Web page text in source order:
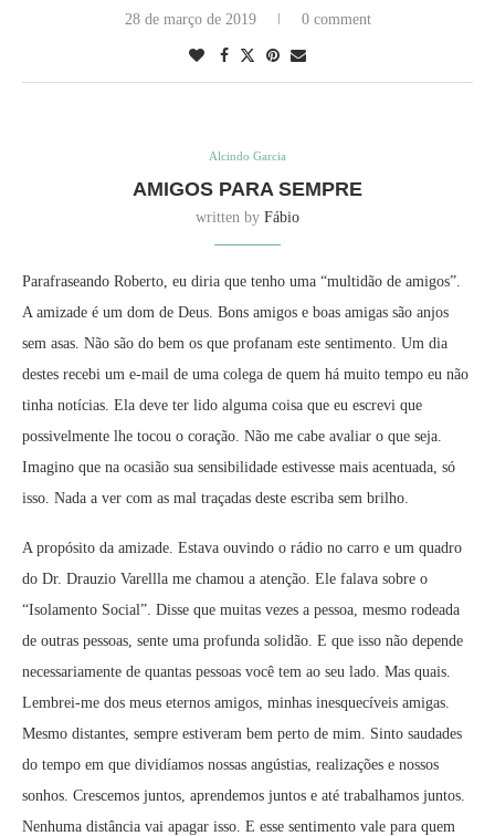
28 de março de 2019 0 comment
Alcindo Garcia
AMIGOS PARA SEMPRE
written by Fábio
Parafraseando Roberto, eu diria que tenho uma “multidão de amigos”.
A amizade é um dom de Deus. Bons amigos e boas amigas são anjos
sem asas. Não são do bem os que profanam este sentimento. Um dia
destes recebi um e-mail de uma colega de quem há muito tempo eu não
tinha notícias. Ela deve ter lido alguma coisa que eu escrevi que
possivelmente lhe tocou o coração. Não me cabe avaliar o que seja.
Imagino que na ocasião sua sensibilidade estivesse mais acentuada, só
isso. Nada a ver com as mal traçadas deste escriba sem brilho.
A propósito da amizade. Estava ouvindo o rádio no carro e um quadro
do Dr. Drauzio Varellla me chamou a atenção. Ele falava sobre o
“Isolamento Social”. Disse que muitas vezes a pessoa, mesmo rodeada
de outras pessoas, sente uma profunda solidão. E que isso não depende
necessariamente de quantas pessoas você tem ao seu lado. Mas quais.
Lembrei-me dos meus eternos amigos, minhas inesquecíveis amigas.
Mesmo distantes, sempre estiveram bem perto de mim. Sinto saudades
do tempo em que dividíamos nossas angústias, realizações e nossos
sonhos. Crescemos juntos, aprendemos juntos e até trabalhamos juntos.
Nenhuma distância vai apagar isso. E esse sentimento vale para quem